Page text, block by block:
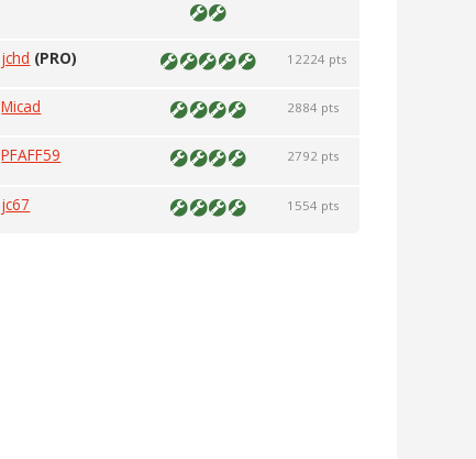
jchd (PRO) 12224 pts
Micad 2884 pts
PFAFF59 2792 pts
jc67 1554 pts